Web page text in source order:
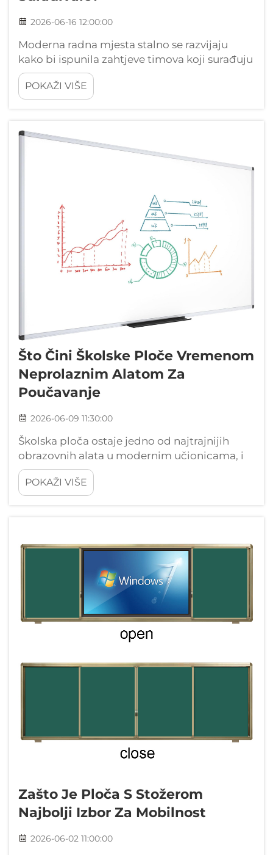
2026-06-16 12:00:00
Moderna radna mjesta stalno se razvijaju
kako bi ispunila zahtjeve timova koji surađuju
i dinamičnih projektnih okruženja. Jednom
od sredstava koja je dosljedno dokazala svoju
vrijednost u promicanju djelotvornog
rješenje...
POKAŽI VIŠE
Što Čini Školske Ploče Vremenom
Neprolaznim Alatom Za
Poučavanje
2026-06-09 11:30:00
Školska ploča ostaje jedno od najtrajnijih
obrazovnih alata u modernim učionicama, i
dalje služi nastavnicima i učenicima diljem
svijeta unatoč rastu digitalnih alternativa.
Ovaj tradicionalni sredstvo za podučavanje je
POKAŽI VIŠE
Zašto Je Ploča S Stožerom
Najbolji Izbor Za Mobilnost
2026-06-02 11:00:00